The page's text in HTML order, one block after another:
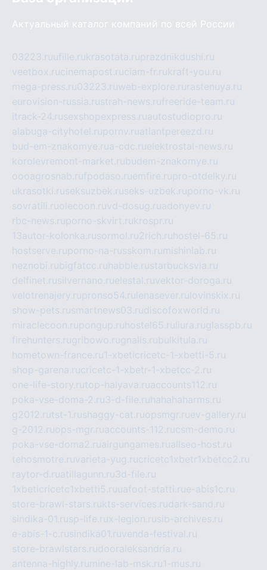
Актуальный каталог компаний по всей России
03223.ruufille.rukrasotata.ruprazdnikdushi.ru
veetbox.rucinemapost.ruciam-fr.rukraft-you.ru
mega-press.ru03223.ruweb-explore.ru rastenuya.ru
eurovision-russia.rustrah-news.rufreeride-team.ru
itrack-24.rusexshopexpress.ruautostudiopro.ru
alabuga-cityhotel.rupornv.ruatlantpereezd.ru
bud-em-znakomye.rua-cdc.ruelektrostal-news.ru
korolevremont-market.rubudem-znakomye.ru
oooagrosnab.rufpodaso.ruemfire.rupro-otdelky.ru
ukrasotki.ruseksuzbek.ruseks-uzbek.ruporno-vk.ru
sovratili.ruolecoon.ruvd-dosug.ruadonyev.ru
rbc-news.ruporno-skvirt.rukrospr.ru
13autor-kolonka.rusormol.ru2rich.ru hostel-65.ru
hostserve.ruporno-na-russkom.ru mishinlab.ru
neznobi.rubigfatcc.ru habble.rustarbucksvia.ru
delfinet.rusilvernano.ruelestal.ruvektor-doroga.ru
velotrenajery.rupronso54.ru lenasever.ru lovinskix.ru
show-pets.rusmartnews03.rudiscofoxworld.ru
miraclecoon.rupongup.ru hostel65.ru liura.ruglasspb.ru
firehunters.rugribowo.rugnalis.rubulkitula.ru
hometown-france.ru1-xbeticricetc-1-xbetti-5.ru
shop-garena.rucricetc-1-xbetr-1-xbetcc-2.ru
one-life-story.rutop-halyava.ruaccounts112.ru
poka-vse-doma-2.ru3-d-file.ru hahahaharms.ru
g2012.rutst-1.rushaggy-cat.ruopsmgr.ruev-gallery.ru
g-2012.ruops-mgr.ruaccounts-112.rucsm-demo.ru
poka-vse-doma2.ruairgungames.ruallseo-host.ru
tehosmotre.ruvarieta-yug.rucricetc1xbetr1xbetcc2.ru
raytor-d.ruatillagunn.ru3d-file.ru
1xbeticricetc1xbetti5.ruuafoot-statti.rue-abis1c.ru
store-brawl-stars.rukts-services.rudark-sand.ru
sindika-01.rusp-life.rux-legion.rusib-archives.ru
e-abis-1-c.rusindika01.ruvenda-festival.ru
store-brawlstars.rudooraleksandria.ru
antenna-highly.ru mine-lab-msk.ru1-mus.ru